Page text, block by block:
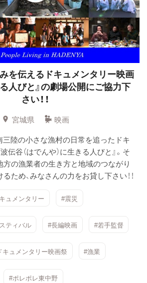
を伝えるドキュメンタリー映画
人びと』の劇場公開にご協力下
さい！！
宮城県
映画
三陸の小さな漁村の日常を追ったドキ
伝谷（はでんや）に生きる人びと』。そ
方の漁業者の生き方と地域のつながり
ため、みなさんの力をお貸し下さい！！
ュメンタリー #震災
ティバル #長編映画 #若手監督
キュメンタリー映画祭 #漁業
#ポレポレ東中野